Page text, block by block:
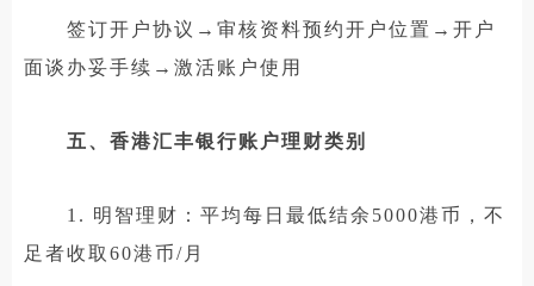
签订开户协议→审核资料预约开户位置→开户
面谈办妥手续→激活账户使用
五、香港汇丰银行账户理财类别
1. 明智理财：平均每日最低结余5000港币，不
足者收取60港币/月